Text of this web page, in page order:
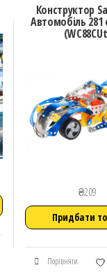
Конструктор
Автомобіль
₴209
Придбати
Порівняти